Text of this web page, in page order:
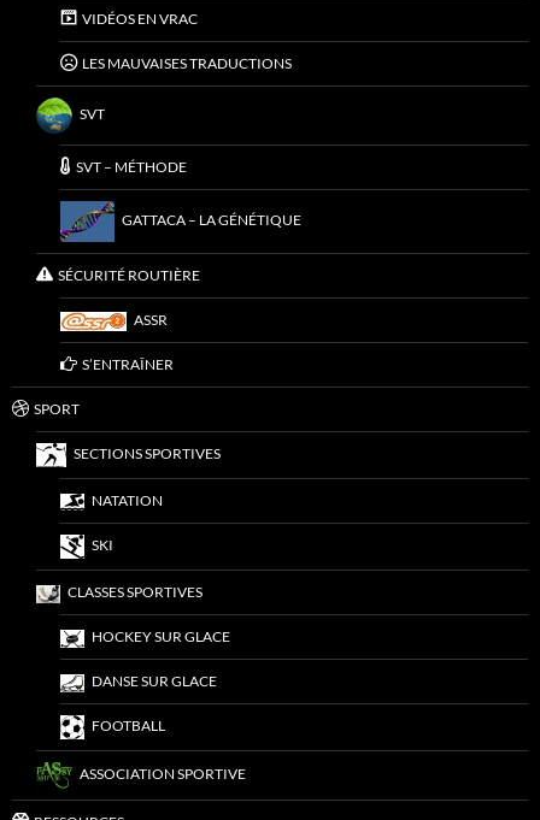
VIDÉOS EN VRAC
LES MAUVAISES TRADUCTIONS
SVT
SVT – MÉTHODE
GATTACA – LA GÉNÉTIQUE
SÉCURITÉ ROUTIÈRE
ASSR
S’ENTRAÎNER
SPORT
SECTIONS SPORTIVES
NATATION
SKI
CLASSES SPORTIVES
HOCKEY SUR GLACE
DANSE SUR GLACE
FOOTBALL
ASSOCIATION SPORTIVE